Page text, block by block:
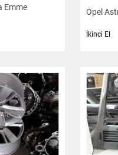
Emme
Opel
İkinci El